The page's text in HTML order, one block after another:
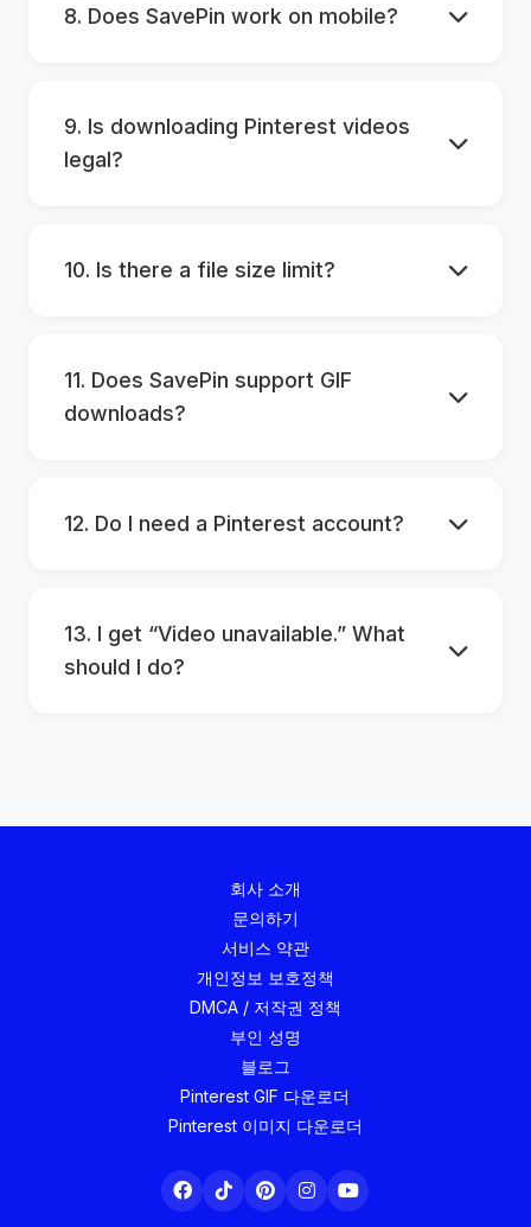
8. Does SavePin work on mobile?
9. Is downloading Pinterest videos
legal?
10. Is there a file size limit?
11. Does SavePin support GIF
downloads?
12. Do I need a Pinterest account?
13. I get “Video unavailable.” What
should I do?
회사 소개
문의하기
서비스 약관
개인정보 보호정책
DMCA / 저작권 정책
부인 성명
블로그
Pinterest GIF 다운로더
Pinterest 이미지 다운로더